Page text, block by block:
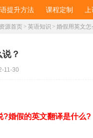
提升方法 课程定制
源首页 > 英语知识 > 婚假用英文怎
？
11-30
?婚假的英文翻译是什么?